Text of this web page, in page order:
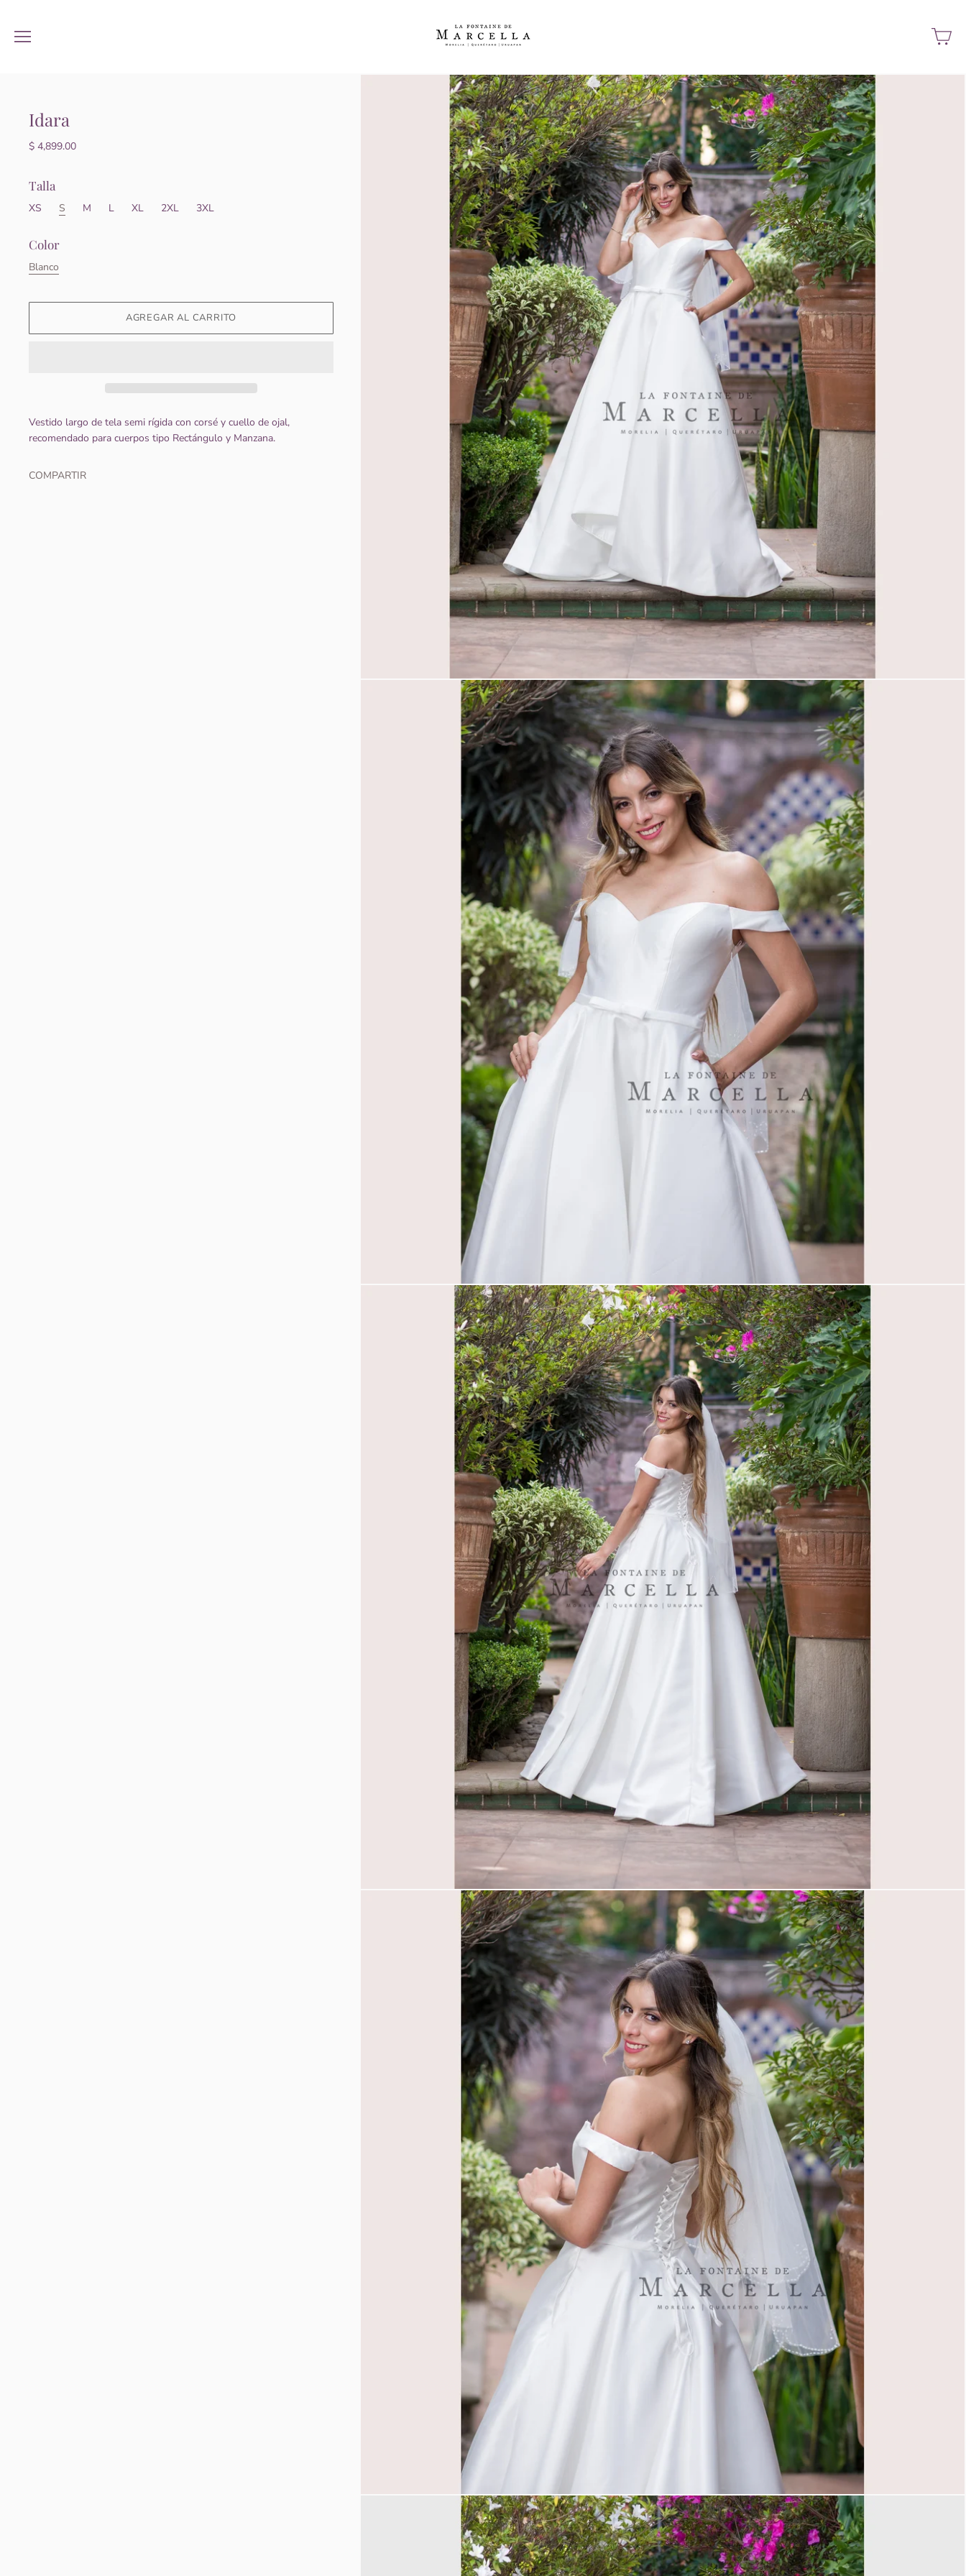
Idara
$ 4,899.00
Talla
XS S M L XL 2XL 3XL
Color
Blanco
Vestido largo de tela semi rígida con corsé y cuello de ojal,
recomendado para cuerpos tipo Rectángulo y Manzana.
COMPARTIR